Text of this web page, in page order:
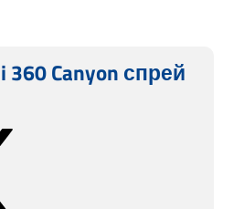
360 Canyon спрей